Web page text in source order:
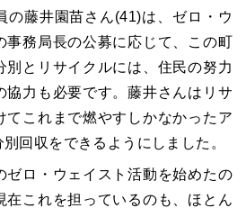
の藤井園苗さん(41)は、ゼロ・ウ
事務局長の公募に応じて、この町
別とリサイクルには、住民の努力
協力も必要です。藤井さんはリサ
てこれまで燃やすしかなかったア
回収をできるようにしました。
ゼロ・ウェイスト活動を始めたの
在これを担っているのも、ほとん